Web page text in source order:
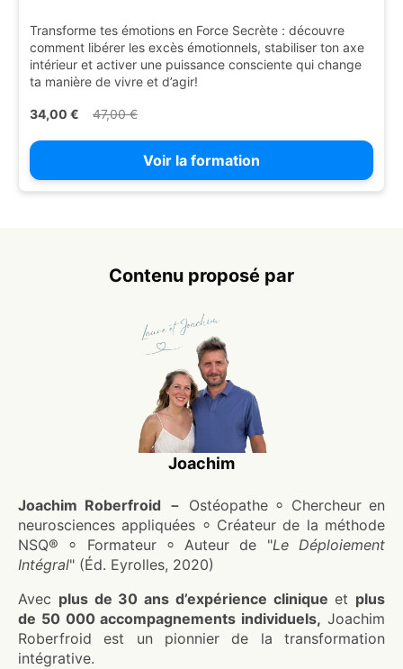
Transforme tes émotions en Force Secrète : découvre
comment libérer les excès émotionnels, stabiliser ton axe
intérieur et activer une puissance consciente qui change
ta manière de vivre et d’agir!
34,00 € 47,00 €
Voir la formation
Contenu proposé par
Joachim
Joachim Roberfroid － Ostéopathe ⸰ Chercheur en
neurosciences appliquées ⸰ Créateur de la méthode
NSQ® ⸰ Formateur ⸰ Auteur de "Le Déploiement
Intégral" (Éd. Eyrolles, 2020)
Avec plus de 30 ans d’expérience clinique et plus
de 50 000 accompagnements individuels, Joachim
Roberfroid est un pionnier de la transformation
intégrative.